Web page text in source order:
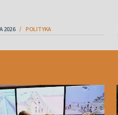
2026 POLITYKA